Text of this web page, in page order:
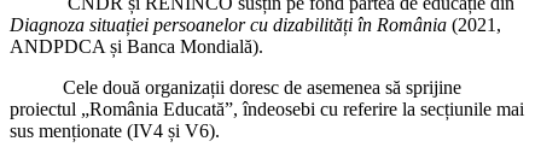
Diagnoza situației persoanelor cu dizabilități în România (2021,
ANDPDCA și Banca Mondială).
Cele două organizații doresc de asemenea să sprijine
proiectul „România Educată”, îndeosebi cu referire la secțiunile mai
sus menționate (IV4 și V6).